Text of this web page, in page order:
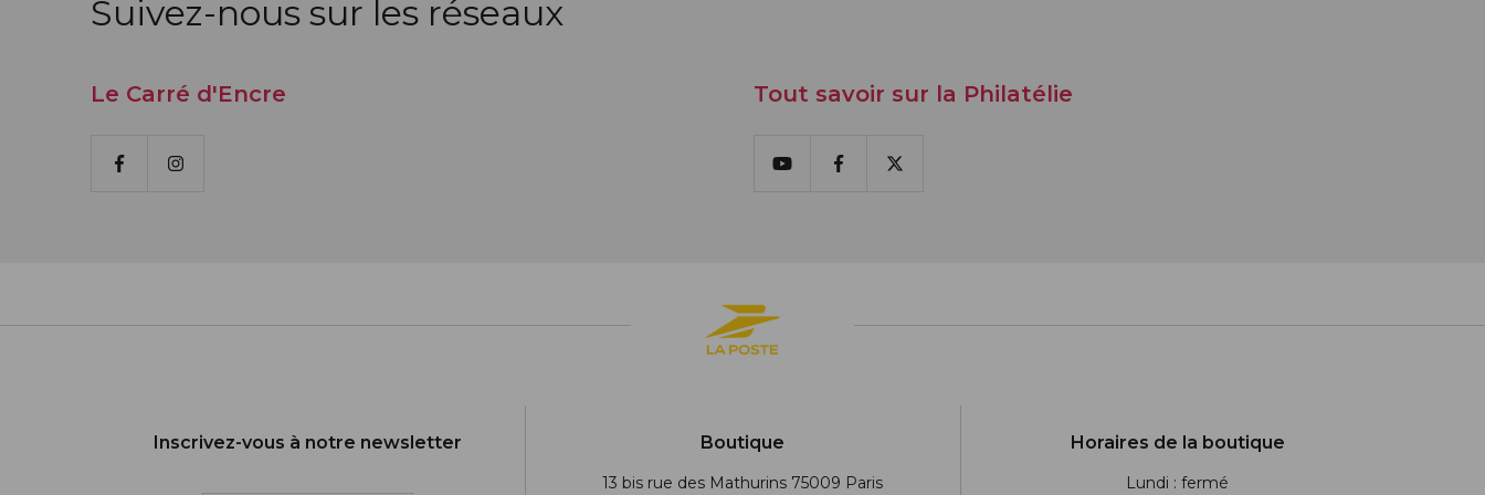
Suivez-nous sur les réseaux
Le Carré d'Encre
FacebookInstagram
Tout savoir sur la Philatélie
YoutubeFacebook
X
Inscrivez-vous à notre newsletter Boutique
13 bis rue des Mathurins 75009 Paris
Horaires de la boutique
Lundi : fermé